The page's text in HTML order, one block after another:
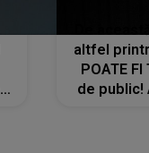
altfel
POATE FI
de public!